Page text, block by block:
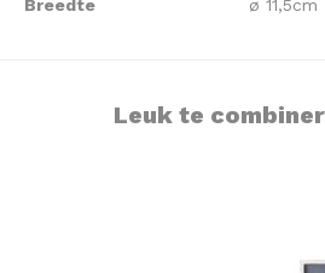
Breedte
ø 11,5cm
Leuk te